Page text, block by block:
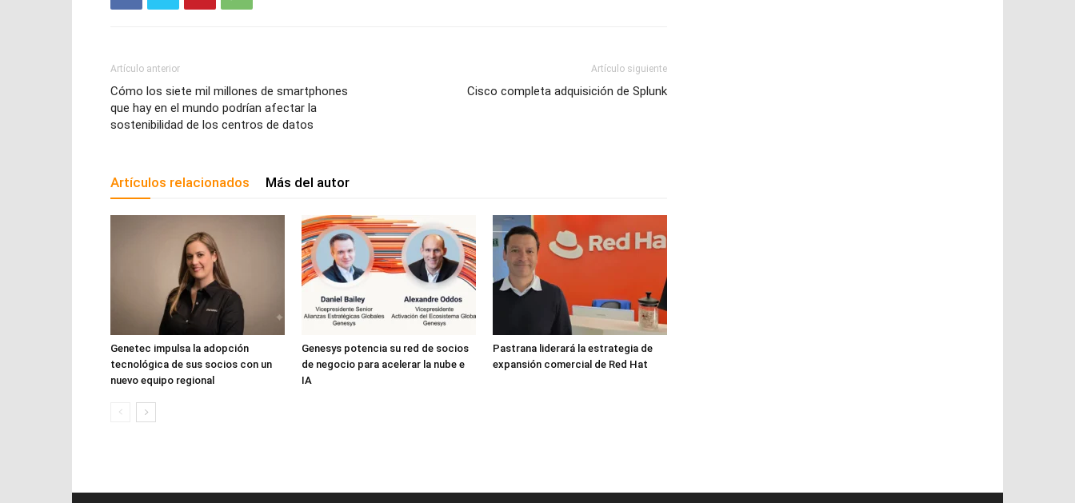
Artículo anterior
Cómo los siete mil millones de smartphones
que hay en el mundo podrían afectar la
sostenibilidad de los centros de datos
Artículo siguiente
Cisco completa adquisición de Splunk
Artículos relacionados Más del autor
Genetec impulsa la adopción
tecnológica de sus socios con un
nuevo equipo regional
Genesys potencia su red de socios
de negocio para acelerar la nube e
IA
Pastrana liderará la estrategia de
expansión comercial de Red Hat